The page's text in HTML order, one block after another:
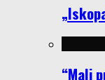
“Mali